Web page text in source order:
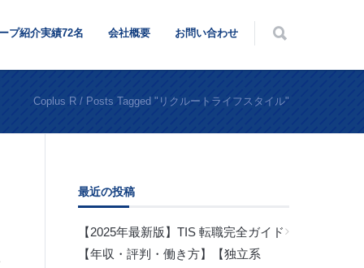
プ紹介実績72名 会社概要 お問い合わせ
Coplus R / Posts Tagged "リクルートライフスタイル"
最近の投稿
【2025年最新版】TIS 転職完全ガイド
【年収・評判・働き方】【独立系